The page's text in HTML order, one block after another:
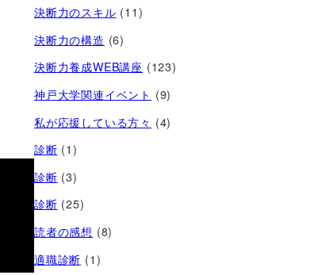
決断力のスキル (11)
決断力の構造 (6)
決断力養成WEB講座 (123)
神戸大学関連イベント (9)
私が応援している方々 (4)
診断 (1)
診断 (3)
診断 (25)
読者の感想 (8)
適職診断 (1)